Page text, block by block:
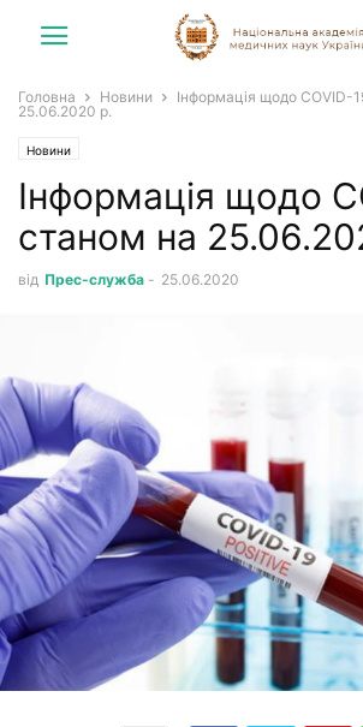
Головна Новини
Інформація щодо COVID-
25.06.2020 р.
Новини
Інформація щодо
станом на
від Прес-служба - 25.06.2020